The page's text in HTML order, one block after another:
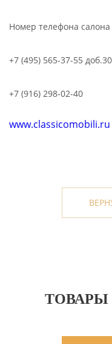
Номер телефона
+7 (495) 565-37-55
+7 (916) 298-02-40
www.classicomobili.ru
ТОВАРЫ